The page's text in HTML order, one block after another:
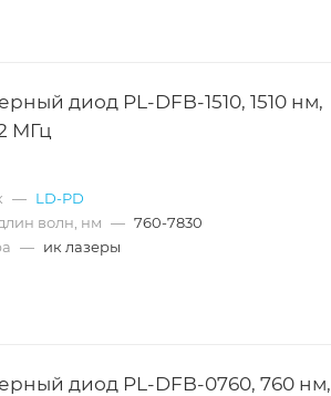
диод PL-DFB-1510, 1510 нм,
МГц
— LD-PD
волн, нм — 760-7830
— ик лазеры
диод PL-DFB-0760, 760 нм,